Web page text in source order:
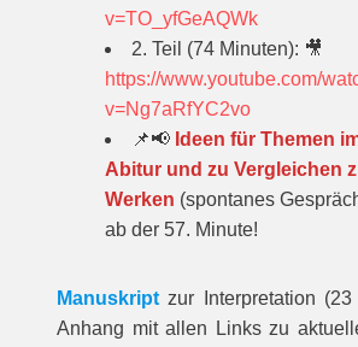
v=TO_yfGeAQWk
2. Teil (74 Minuten): 🎥
https://www.youtube.com/
v=Ng7aRfYC2vo
📌📢 Ideen für Themen
Abitur und zu Vergleichen
Werken (spontanes
ab der 57. Minute!
Manuskript zur Interpretation
Anhang mit allen Links zu